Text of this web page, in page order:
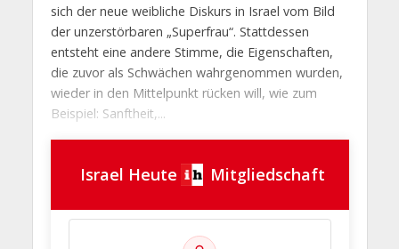
sich der neue weibliche Diskurs in Israel vom Bild
der unzerstörbaren „Superfrau“. Stattdessen
entsteht eine andere Stimme, die Eigenschaften,
die zuvor als Schwächen wahrgenommen wurden,
wieder in den Mittelpunkt rücken will, wie zum
Beispiel: Sanftheit,...
Israel Heute Mitgliedschaft